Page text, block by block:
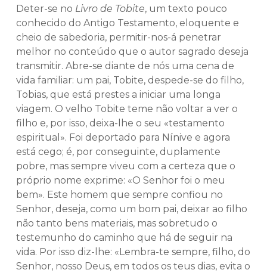
Deter-se no Livro de Tobite, um texto pouco
conhecido do Antigo Testamento, eloquente e
cheio de sabedoria, permitir-nos-á penetrar
melhor no conteúdo que o autor sagrado deseja
transmitir. Abre-se diante de nós uma cena de
vida familiar: um pai, Tobite, despede-se do filho,
Tobias, que está prestes a iniciar uma longa
viagem. O velho Tobite teme não voltar a ver o
filho e, por isso, deixa-lhe o seu «testamento
espiritual». Foi deportado para Nínive e agora
está cego; é, por conseguinte, duplamente
pobre, mas sempre viveu com a certeza que o
próprio nome exprime: «O Senhor foi o meu
bem». Este homem que sempre confiou no
Senhor, deseja, como um bom pai, deixar ao filho
não tanto bens materiais, mas sobretudo o
testemunho do caminho que há de seguir na
vida. Por isso diz-lhe: «Lembra-te sempre, filho, do
Senhor, nosso Deus, em todos os teus dias, evita o